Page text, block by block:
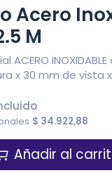
Acero
M
ACERO
x 30 mm de vista
$ 34.922,88
Añadir al